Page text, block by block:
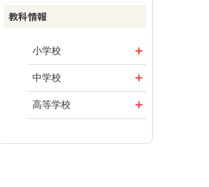
ス
ス
その他の教育
資料
教科情報
小学校
算数
中学校
社会 地理
高等学校